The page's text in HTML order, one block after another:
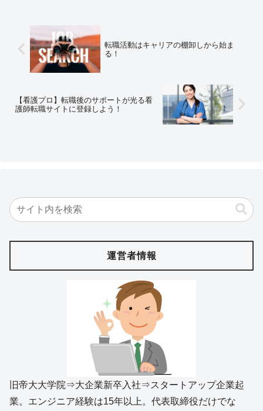
転職活動はキャリアの棚卸しから始ま
る！
【看護プロ】転職後のサポートが光る看
護師転職サイトに登録しよう！
運営者情報
旧帝大大学院⇒大企業新卒入社⇒スタートアップ企業起
業。エンジニア経験は15年以上。代表取締役だけでな